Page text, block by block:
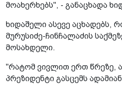
მოახერხებს", - განაცხადა
ხიდაშელი ასევე აცხადებს,
მურუსიძე-ჩინჩალაძის
მოსახდელი.
"რატომ ვივლით ერთ წრეზე,
პრეზიდენტი გასცემს